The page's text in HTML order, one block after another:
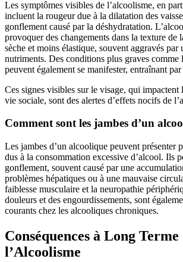
Les symptômes visibles de l’alcoolisme, en
incluent la rougeur due à la dilatation des
gonflement causé par la déshydratation.
provoquer des changements dans la texture de
sèche et moins élastique, souvent aggravés par
nutriments. Des conditions plus graves comme
peuvent également se manifester, entraînant
Ces signes visibles sur le visage, qui impactent
vie sociale, sont des alertes d’effets nocifs de
Comment sont les jambes d’un
Les jambes d’un alcoolique peuvent présenter
dus à la consommation excessive d’alcool. Ils
gonflement, souvent causé par une
problèmes hépatiques ou à une mauvaise
faiblesse musculaire et la neuropathie
douleurs et des engourdissements, sont
courants chez les alcooliques chroniques.
Conséquences à Long Terme
l’Alcoolisme